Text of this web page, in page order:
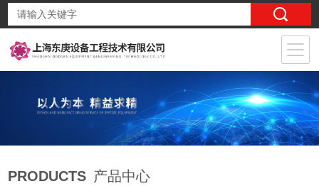
PRODUCTS 产品中心